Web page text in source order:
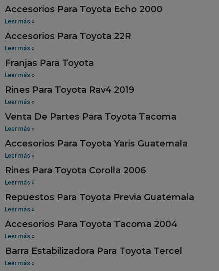
Accesorios Para Toyota Echo 2000
Leer más »
Accesorios Para Toyota 22R
Leer más »
Franjas Para Toyota
Leer más »
Rines Para Toyota Rav4 2019
Leer más »
Venta De Partes Para Toyota Tacoma
Leer más »
Accesorios Para Toyota Yaris Guatemala
Leer más »
Rines Para Toyota Corolla 2006
Leer más »
Repuestos Para Toyota Previa Guatemala
Leer más »
Accesorios Para Toyota Tacoma 2004
Leer más »
Barra Estabilizadora Para Toyota Tercel
Leer más »